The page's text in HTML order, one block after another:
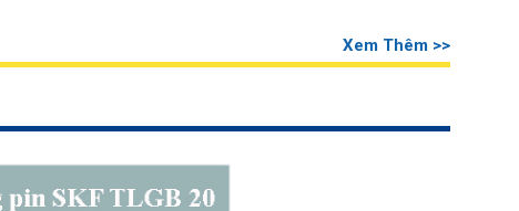
Xem Thêm >>